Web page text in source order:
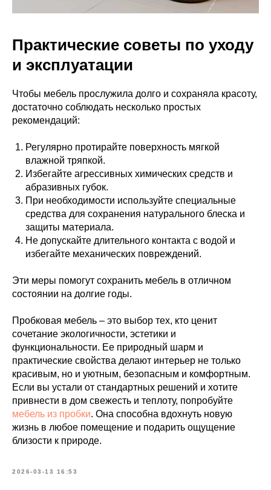
Практические советы по уходу
и эксплуатации
Чтобы мебель прослужила долго и сохраняла красоту,
достаточно соблюдать несколько простых
рекомендаций:
Регулярно протирайте поверхность мягкой
влажной тряпкой.
Избегайте агрессивных химических средств и
абразивных губок.
При необходимости используйте специальные
средства для сохранения натурального блеска и
защиты материала.
Не допускайте длительного контакта с водой и
избегайте механических повреждений.
Эти меры помогут сохранить мебель в отличном
состоянии на долгие годы.
Пробковая мебель – это выбор тех, кто ценит
сочетание экологичности, эстетики и
функциональности. Ее природный шарм и
практические свойства делают интерьер не только
красивым, но и уютным, безопасным и комфортным.
Если вы устали от стандартных решений и хотите
привнести в дом свежесть и теплоту, попробуйте
мебель из пробки. Она способна вдохнуть новую
жизнь в любое помещение и подарить ощущение
близости к природе.
2026-03-13 16:53